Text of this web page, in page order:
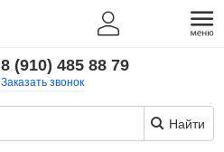
8 (910) 485 88 79
Заказать звонок
Найти